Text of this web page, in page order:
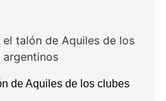
de Aquiles de los clubes